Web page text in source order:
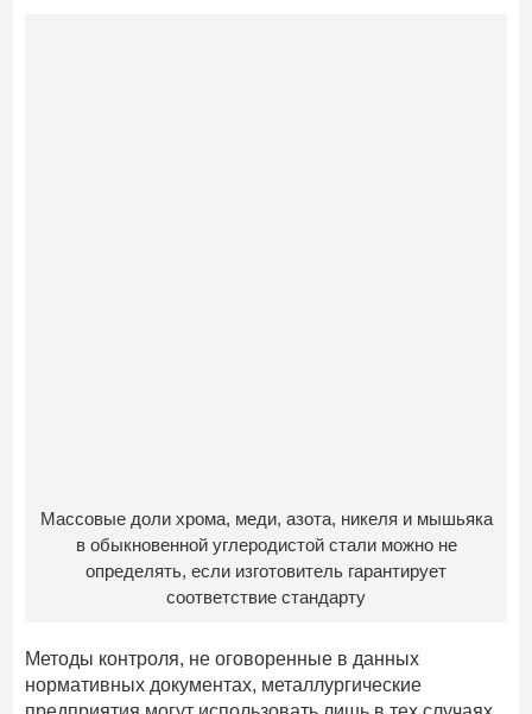
Массовые доли хрома, меди, азота, никеля и мышьяка
в обыкновенной углеродистой стали можно не
определять, если изготовитель гарантирует
соответствие стандарту
Методы контроля, не оговоренные в данных
нормативных документах, металлургические